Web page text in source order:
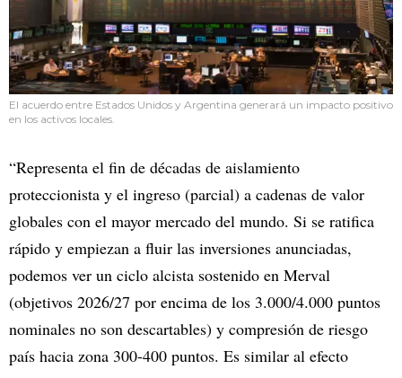
El acuerdo entre Estados Unidos y Argentina generará un impacto positivo
en los activos locales.
“Representa el fin de décadas de aislamiento
proteccionista y el ingreso (parcial) a cadenas de valor
globales con el mayor mercado del mundo. Si se ratifica
rápido y empiezan a fluir las inversiones anunciadas,
podemos ver un ciclo alcista sostenido en Merval
(objetivos 2026/27 por encima de los 3.000/4.000 puntos
nominales no son descartables) y compresión de riesgo
país hacia zona 300-400 puntos. Es similar al efecto